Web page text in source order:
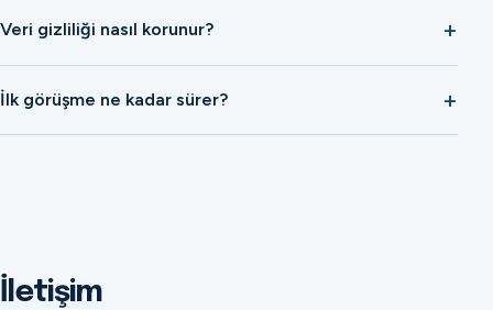
Veri gizliliği nasıl korunur?
İlk görüşme ne kadar sürer?
İletişim